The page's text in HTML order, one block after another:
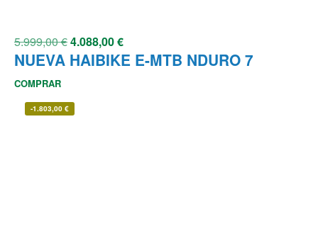
5.999,00€4.088,00€
NUEVA HAIBIKE E-MTB NDURO 7
COMPRAR
-1.803,00 €